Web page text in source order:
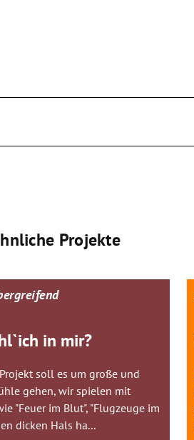
Projekte
in mir?
soll es um große und
gehen, wir spielen mit
"Feuer im Blut", "Flugzeuge im
dicken Hals ha...